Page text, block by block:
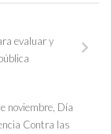
evaluar y
noviembre, Día
Contra las